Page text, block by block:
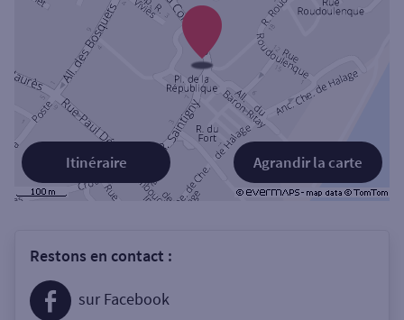
Agrandir la carte
Itinéraire
Restons en contact :
sur Facebook